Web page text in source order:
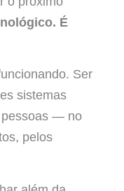
É
Ser
sistemas
pessoas — no
pelos